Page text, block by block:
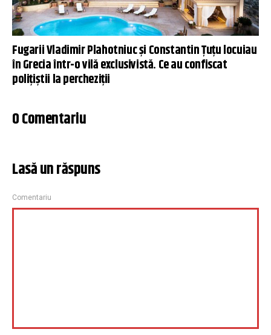
Fugarii Vladimir Plahotniuc şi Constantin Ţuţu locuiau
în Grecia într-o vilă exclusivistă. Ce au confiscat
poliţiştii la percheziţii
0 Comentariu
Lasă un răspuns
Comentariu